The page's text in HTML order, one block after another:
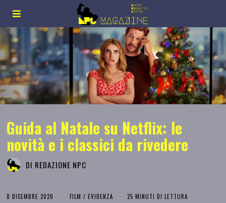
Guida al Natale su Netflix: le
novità e i classici da rivedere
DI REDAZIONE NPC
8 DICEMBRE 2020 FILM / EVIDENZA 25 MINUTI DI LETTURA